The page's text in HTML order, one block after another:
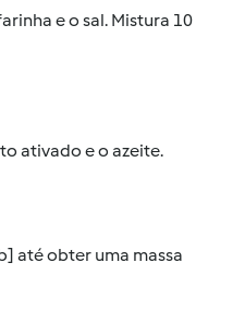
e o sal. Mistura 10
ativado e o azeite.
até obter uma massa